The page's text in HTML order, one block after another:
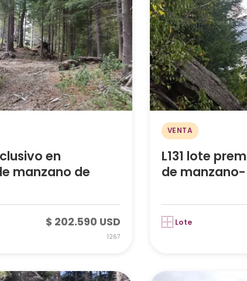
en
manzano de
$ 202.590 USD
1267
VENTA
L131 lote
de
Lote